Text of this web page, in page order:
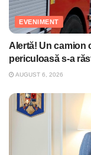
EVENIMENT
Alertă! Un camion
periculoasă s-a
AUGUST 6, 2026